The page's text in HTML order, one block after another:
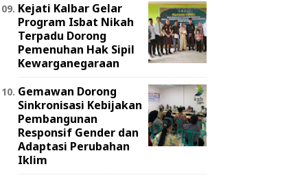
Kejati Kalbar Gelar
Program Isbat Nikah
Terpadu Dorong
Pemenuhan Hak Sipil
Kewarganegaraan
Gemawan Dorong
Sinkronisasi Kebijakan
Pembangunan
Responsif Gender dan
Adaptasi Perubahan
Iklim